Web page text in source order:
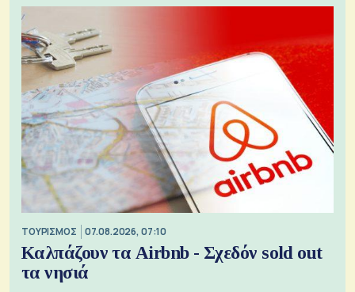
ΤΟΥΡΙΣΜΟΣ 07.08.2026, 07:10
Καλπάζουν τα Airbnb - Σχεδόν sold out
τα νησιά